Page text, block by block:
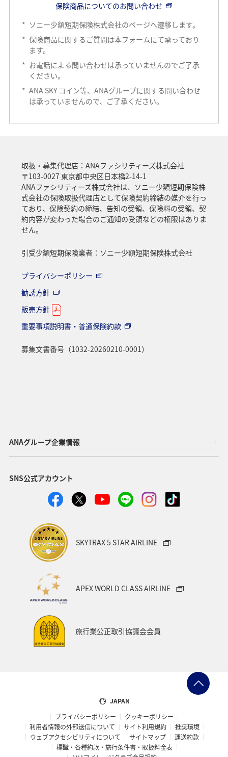
保険商品についてのお問い合わせ
* ソニー少額短期保険株式会社のページへ遷移します。
* 保険商品に関するご質問は本フォームにて承っており
ます。
* お電話による問い合わせは承っていませんのでご了承
ください。
* ANA SKY コイン等、ANAグループに関する問い合わせ
は承っていませんので、ご了承ください。
取扱・募集代理店：ANAファシリティーズ株式会社
〒103-0027 東京都中央区日本橋2-14-1
ANAファシリティーズ株式会社は、ソニー少額短期保険株
式会社の保険取扱代理店として保険契約締結の媒介を行っ
ており、保険契約の締結、告知の受領、保険料の受領、契
約内容が変わった場合のご通知の受領などの権限はありま
せん。
引受少額短期保険業者：ソニー少額短期保険株式会社
プライバシーポリシー
勧誘方針
販売方針
重要事項説明書・普通保険約款
募集文書番号（1032-20260210-0001）
ANAグループ企業情報
SNS公式アカウント
SKYTRAX 5 STAR AIRLINE
APEX WORLD CLASS AIRLINE
旅行業公正取引協議会会員
JAPAN
プライバシーポリシー
クッキーポリシー
利用者情報の外部送信について
サイト利用規約
推奨環境
ウェブアクセシビリティについて
サイトマップ
運送約款
標識・各種約款・旅行条件書・取扱料金表